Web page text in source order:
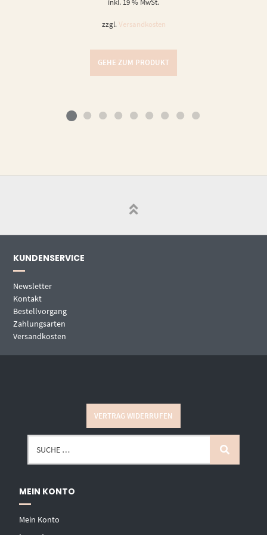
inkl. 19 % MwSt.
zzgl. Versandkosten
GEHE ZUM PRODUKT
KUNDENSERVICE
Newsletter
Kontakt
Bestellvorgang
Zahlungsarten
Versandkosten
VERTRAG WIDERRUFEN
MEIN KONTO
Mein Konto